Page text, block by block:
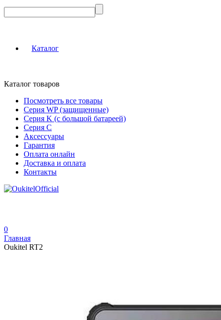
Каталог
Каталог товаров
Посмотреть все товары
Серия WP (защищенные)
Серия K (с большой батареей)
Серия C
Аксессуары
Гарантия
Оплата онлайн
Доставка и оплата
Контакты
0
Главная
Oukitel RT2